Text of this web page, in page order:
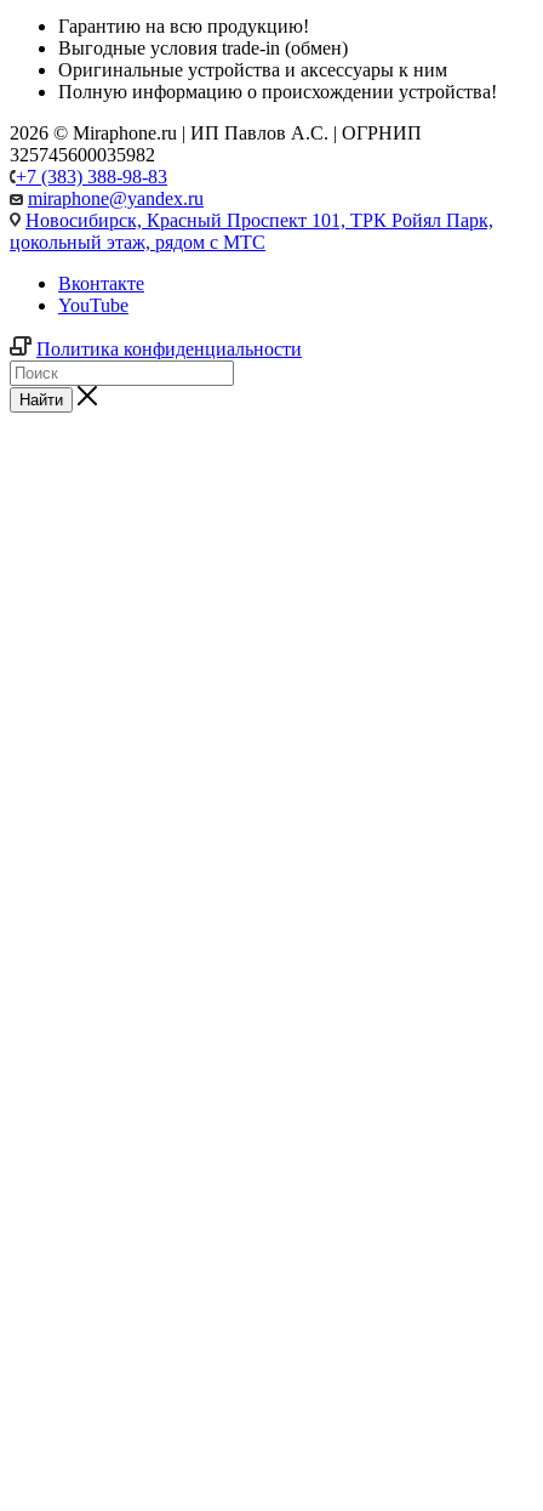
Гарантию на всю продукцию!
Выгодные условия trade-in (обмен)
Оригинальные устройства и аксессуары к ним
Полную информацию о происхождении устройства!
2026 © Miraphone.ru | ИП Павлов А.С. | ОГРНИП
325745600035982
+7 (383) 388-98-83
miraphone@yandex.ru
Новосибирск, Красный Проспект 101, ТРК Ройял Парк,
цокольный этаж, рядом с МТС
Вконтакте
YouTube
Политика конфиденциальности
Найти